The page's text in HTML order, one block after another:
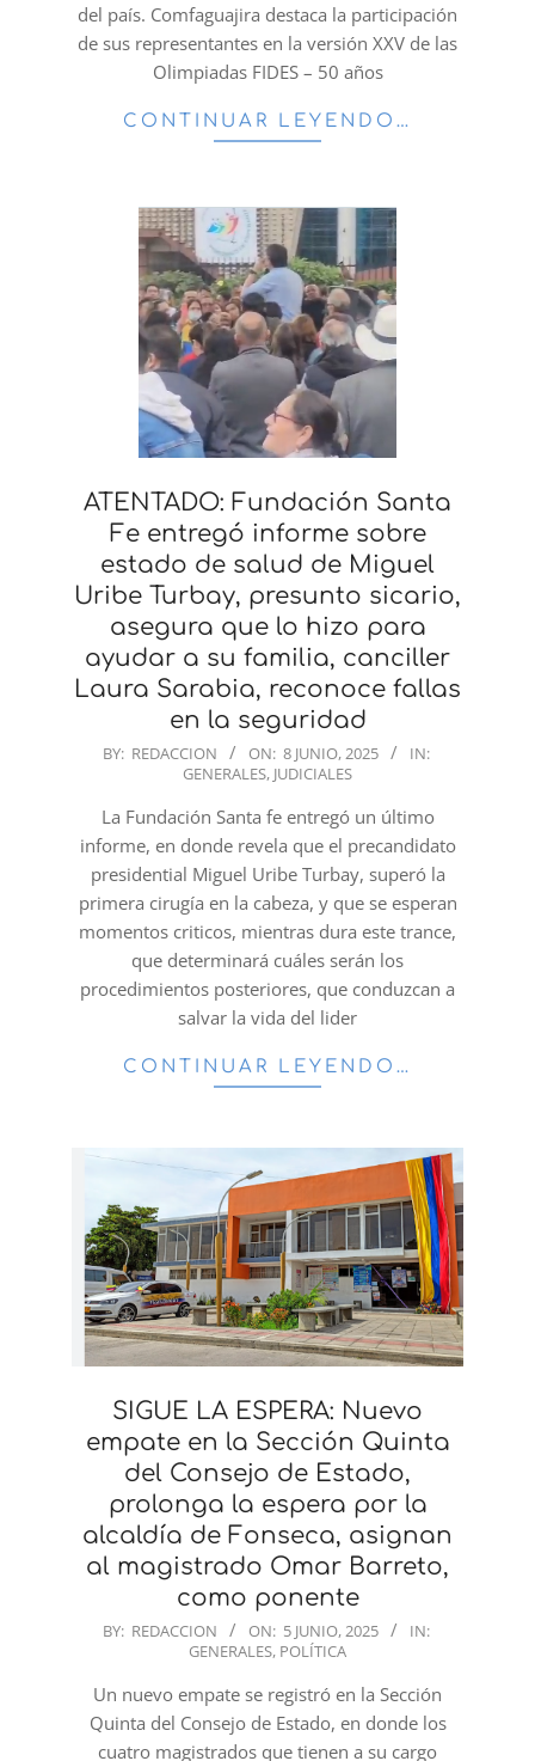
del país. Comfaguajira destaca la participación
de sus representantes en la versión XXV de las
Olimpiadas FIDES – 50 años
CONTINUAR LEYENDO…
ATENTADO: Fundación Santa
Fe entregó informe sobre
estado de salud de Miguel
Uribe Turbay, presunto sicario,
asegura que lo hizo para
ayudar a su familia, canciller
Laura Sarabia, reconoce fallas
en la seguridad
2025-
BY: REDACCION ON: 8 JUNIO, 2025
IN:
GENERALES, JUDICIALES
La Fundación Santa fe entregó un último
informe, en donde revela que el precandidato
presidential Miguel Uribe Turbay, superó la
primera cirugía en la cabeza, y que se esperan
momentos criticos, mientras dura este trance,
que determinará cuáles serán los
procedimientos posteriores, que conduzcan a
salvar la vida del lider
CONTINUAR LEYENDO…
SIGUE LA ESPERA: Nuevo
empate en la Sección Quinta
del Consejo de Estado,
prolonga la espera por la
alcaldía de Fonseca, asignan
al magistrado Omar Barreto,
como ponente
2025-
BY: REDACCION ON: 5 JUNIO, 2025
IN:
GENERALES, POLÍTICA
Un nuevo empate se registró en la Sección
Quinta del Consejo de Estado, en donde los
cuatro magistrados que tienen a su cargo